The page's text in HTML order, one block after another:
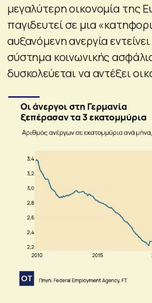
μεγαλύτερη οικονομία της
παγιδευτεί σε μια
αυξανόμενη ανεργία
σύστημα κοινωνικής
δυσκολεύεται να αντέξει